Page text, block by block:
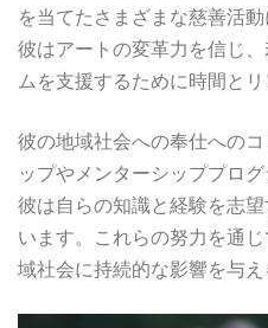
を当てたさまざまな慈善活
彼はアートの変革力を信じ
ムを支援するために時間とリ
彼の地域社会への奉仕への
ップやメンターシッププロ
彼は自らの知識と経験を志
います。これらの努力を通
域社会に持続的な影響を与え